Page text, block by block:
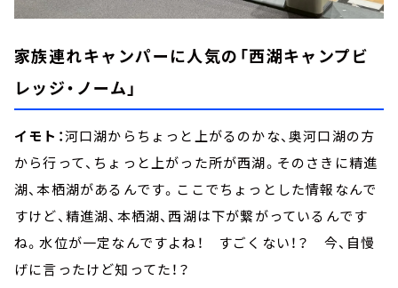
家族連れキャンパーに人気の「西湖キャンプビ
レッジ・ノーム」
イモト：河口湖からちょっと上がるのかな、奥河口湖の方
から行って、ちょっと上がった所が西湖。そのさきに精進
湖、本栖湖があるんです。ここでちょっとした情報なんで
すけど、精進湖、本栖湖、西湖は下が繋がっているんです
ね。水位が一定なんですよね！ すごくない！？ 今、自慢
げに言ったけど知ってた！？